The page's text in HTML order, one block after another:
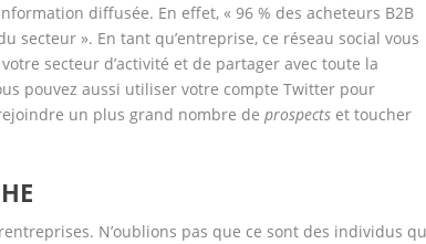
diffusée. En effet, « 96 % des acheteurs B2B
secteur ». En tant qu’entreprise, ce réseau social vous
secteur d’activité et de partager avec toute la
pouvez aussi utiliser votre compte Twitter pour
un plus grand nombre deprospects et toucher
N’oublions pas que ce sont des individus